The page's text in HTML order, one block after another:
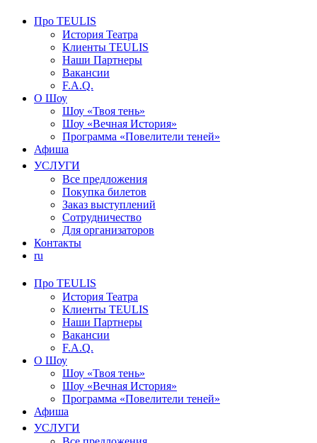
Про TEULIS
История Театра
Клиенты TEULIS
Наши Партнеры
Вакансии
F.A.Q.
О Шоу
Шоу «Твоя тень»
Шоу «Вечная История»
Программа «Повелители теней»
Афиша
УСЛУГИ
Все предложения
Покупка билетов
Заказ выступлений
Сотрудничество
Для организаторов
Контакты
ru
Про TEULIS
История Театра
Клиенты TEULIS
Наши Партнеры
Вакансии
F.A.Q.
О Шоу
Шоу «Твоя тень»
Шоу «Вечная История»
Программа «Повелители теней»
Афиша
УСЛУГИ